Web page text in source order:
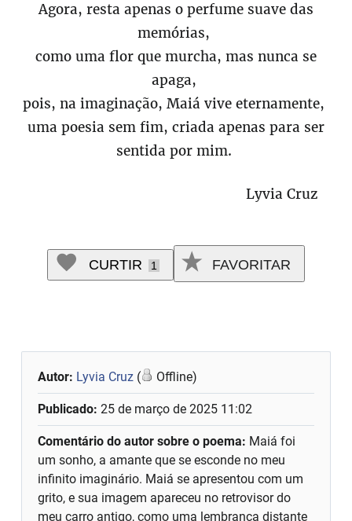
Agora, resta apenas o perfume suave das
memórias,
como uma flor que murcha, mas nunca se
apaga,
pois, na imaginação, Maiá vive eternamente,
uma poesia sem fim, criada apenas para ser
sentida por mim.
Lyvia Cruz
CURTIR 1 FAVORITAR
Autor: Lyvia Cruz ( Offline)
Publicado:25 de março de 2025 11:02
Comentário do autor sobre o poema: Maiá foi
um sonho, a amante que se esconde no meu
infinito imaginário. Maiá se apresentou com um
grito, e sua imagem apareceu no retrovisor do
meu carro antigo, como uma lembrança distante